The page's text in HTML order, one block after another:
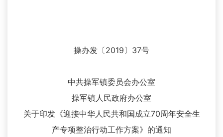
操办发〔2019〕37号
中共操军镇委员会办公室
操军镇人民政府办公室
关于印发《迎接中华人民共和国成立70周年安全生
产专项整治行动工作方案》的通知